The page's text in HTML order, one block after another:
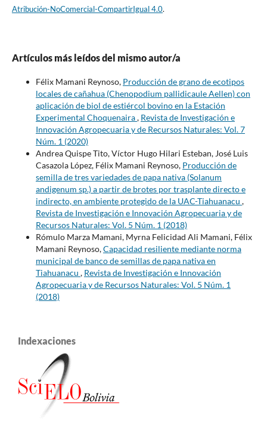
Atribución-NoComercial-CompartirIgual 4.0.
Artículos más leídos del mismo autor/a
Félix Mamani Reynoso, Producción de grano de ecotipos
locales de cañahua (Chenopodium pallidicaule Aellen) con
aplicación de biol de estiércol bovino en la Estación
Experimental Choquenaira, Revista de Investigación e
Innovación Agropecuaria y de Recursos Naturales: Vol. 7
Núm. 1 (2020)
Andrea Quispe Tito, Víctor Hugo Hilari Esteban, José Luis
Casazola López, Félix Mamani Reynoso, Producción de
semilla de tres variedades de papa nativa (Solanum
andigenum sp.) a partir de brotes por trasplante directo e
indirecto, en ambiente protegido de la UAC-Tiahuanacu ,
Revista de Investigación e Innovación Agropecuaria y de
Recursos Naturales: Vol. 5 Núm. 1 (2018)
Rómulo Marza Mamani, Myrna Felicidad Ali Mamani, Félix
Mamani Reynoso,Capacidad resiliente mediante norma
municipal de banco de semillas de papa nativa en
Tiahuanacu , Revista de Investigación e Innovación
Agropecuaria y de Recursos Naturales: Vol. 5 Núm. 1
(2018)
Indexaciones